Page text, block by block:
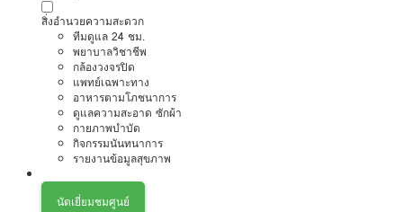
สิ่งอำนวยความสะดวก
ทีมดูแล 24 ชม.
พยาบาลวิชาชีพ
กล้องวงจรปิด
แพทย์เฉพาะทาง
อาหารตามโภชนาการ
ดูแลความสะอาด ซักผ้า
กายภาพบำบัด
กิจกรรมนันทนาการ
รายงานข้อมูลสุขภาพ
นัดเยี่ยมชมศูนย์